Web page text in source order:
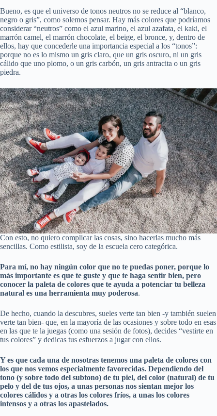
Bueno, es que el universo de tonos neutros no se reduce al “blanco,
negro o gris”, como solemos pensar. Hay más colores que podríamos
considerar “neutros” como el azul marino, el azul azafata, el kaki, el
marrón camel, el marrón chocolate, el beige, el bronce, y, dentro de
ellos, hay que concederle una importancia especial a los “tonos”:
porque no es lo mismo un gris claro, que un gris oscuro, ni un gris
cálido que uno plomo, o un gris carbón, un gris antracita o un gris
piedra.
Con esto, no quiero complicar las cosas, sino hacerlas mucho más
sencillas. Como estilista, soy de la escuela cero categórica.
Para mí, no hay ningún color que no te puedas poner, porque lo
más importante es que te guste y que te haga sentir bien, pero
conocer la paleta de colores que te ayuda a potenciar tu belleza
natural es una herramienta muy poderosa.
De hecho, cuando la descubres, sueles verte tan bien -y también suelen
verte tan bien- que, en la mayoría de las ocasiones y sobre todo en esas
en las que te la juegas (como una sesión de fotos), decides “vestirte en
tus colores” y dedicas tus esfuerzos a jugar con ellos.
Y es que cada una de nosotras tenemos una paleta de colores con
los que nos vemos especialmente favorecidas. Dependiendo del
tono (y sobre todo del subtono) de tu piel, del color (natural) de tu
pelo y del de tus ojos, a unas personas nos sientan mejor los
colores cálidos y a otras los colores fríos, a unas los colores
intensos y a otras los apastelados.